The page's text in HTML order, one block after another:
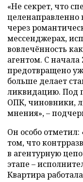
«Не секрет, что
через
мессенджерах,
вовлечённость
агентом. С начала
предотвращено
больше делает
ликвидацию. Под
ОПК, чиновники,
мнения», –
Он особо отметил:
том, что
в агентурную
этапе –
Квартира